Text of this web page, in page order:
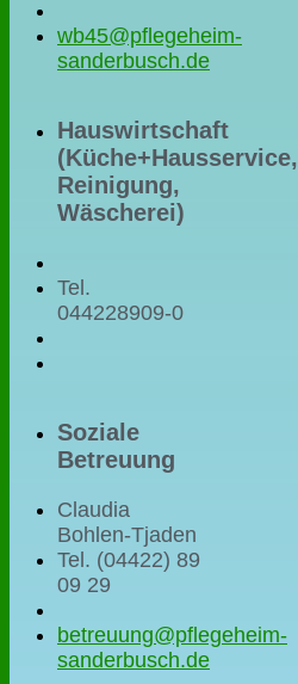
wb45@pflegeheim-
sanderbusch.de
Hauswirtschaft
(Küche+Hausservice,
Reinigung,
Wäscherei)
Tel.
044228909-0
Soziale
Betreuung
Claudia
Bohlen-Tjaden
Tel. (04422) 89
09 29
betreuung@pflegeheim-
sanderbusch.de